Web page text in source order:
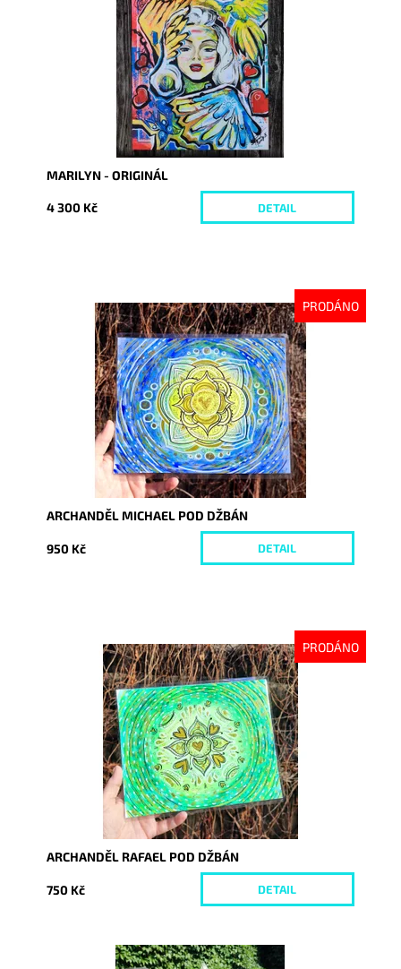
8673
MARILYN - ORIGINÁL
4 300 Kč DETAIL
PRODÁNO
Dostupnost:
Vyprodáno
9260
ARCHANDĚL MICHAEL POD DŽBÁN
950 Kč DETAIL
PRODÁNO
Dostupnost:
Vyprodáno
9259
ARCHANDĚL RAFAEL POD DŽBÁN
750 Kč DETAIL